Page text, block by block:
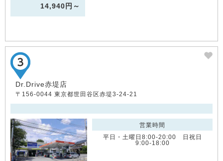
14,940円～
Dr.Drive赤堤店
〒156-0044 東京都世田谷区赤堤3-24-21
営業時間
平日・土曜日8:00-20:00 日祝日
9:00-18:00